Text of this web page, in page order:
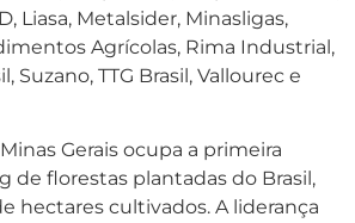
Liasa, Metalsider, Minasligas,
Agrícolas, Rima Industrial,
Suzano, TTG Brasil, Vallourec e
Gerais ocupa a primeira
de florestas plantadas do Brasil,
hectares cultivados. A liderança